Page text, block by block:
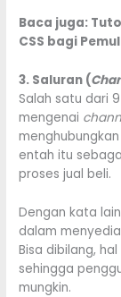
Baca juga:
CSS bagi
3. Saluran (
Salah satu dari
mengenai
entah itu
proses jual beli.
Dengan kata
dalam
Bisa dibilang,
sehingga
mungkin.